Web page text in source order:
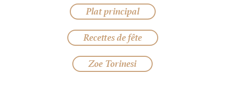
Plat principal
Recettes de fête
Zoe Torinesi